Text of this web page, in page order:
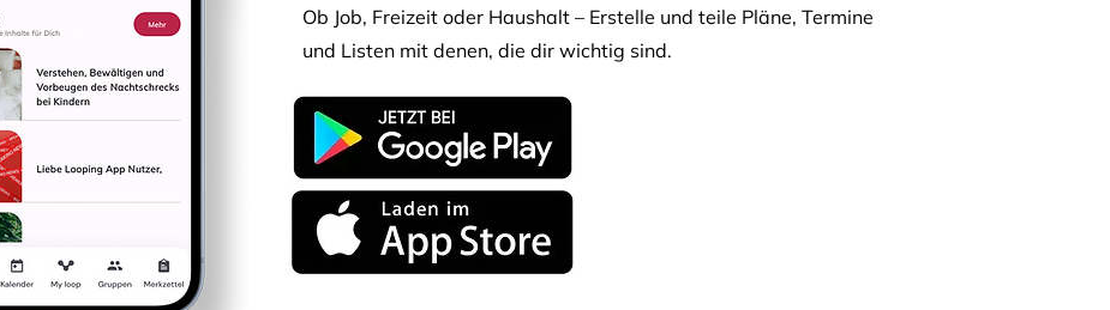
Ob Job, Freizeit oder Haushalt – Erstelle und teile Pläne, Termine
und Listen mit denen, die dir wichtig sind.